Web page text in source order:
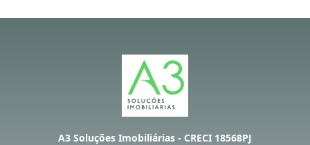
A3 Soluções Imobiliárias - CRECI 18568PJ